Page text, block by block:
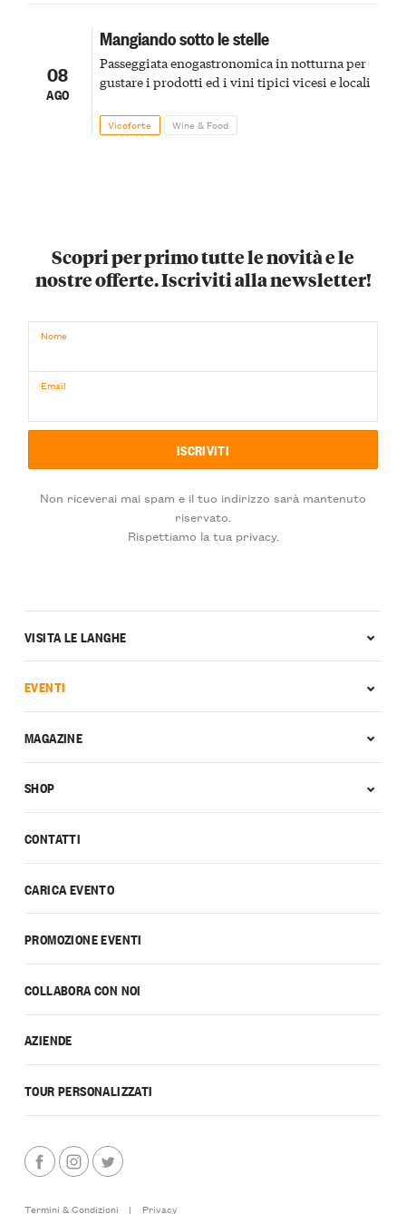
08
AGO
Mangiando sotto le stelle
Passeggiata enogastronomica in notturna per
gustare i prodotti ed i vini tipici vicesi e locali
Vicoforte Wine & Food
Scopri per primo tutte le novità e le
nostre offerte. Iscriviti alla newsletter!
Nome
Email
Non riceverai mai spam e il tuo indirizzo sarà mantenuto
riservato.
Rispettiamo la tua privacy.
CONTATTI
CARICA EVENTO
PROMOZIONE EVENTI
COLLABORA CON NOI
AZIENDE
TOUR PERSONALIZZATI
VISITA LE LANGHE
EVENTI
MAGAZINE
SHOP
Termini & Condizioni | Privacy